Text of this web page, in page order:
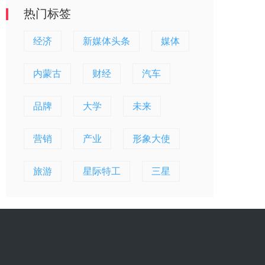
热门标签
经济 新媒体头条 媒体
内蒙古 财经 汽车
品牌 大学 未来
营销 产业 形象大使
旅游 星际特工 三星